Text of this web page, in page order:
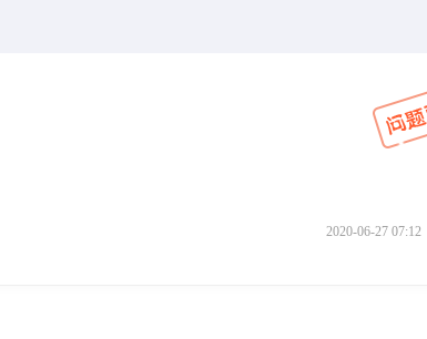
2020-06-27 07:12